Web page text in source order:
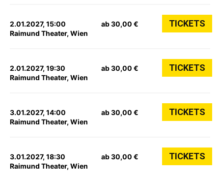
2.01.2027, 15:00
Raimund Theater, Wien
ab 30,00 € TICKETS
2.01.2027, 19:30
Raimund Theater, Wien
ab 30,00 € TICKETS
3.01.2027, 14:00
Raimund Theater, Wien
ab 30,00 € TICKETS
3.01.2027, 18:30
Raimund Theater, Wien
ab 30,00 € TICKETS